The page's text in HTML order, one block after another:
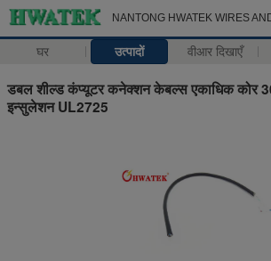
NANTONG HWATEK WIRES
घर उत्पादों वीआर दिखाएँ
डबल शील्ड कंप्यूटर कनेक्शन केबल्स एकाधिक कोर
इन्सुलेशन UL2725